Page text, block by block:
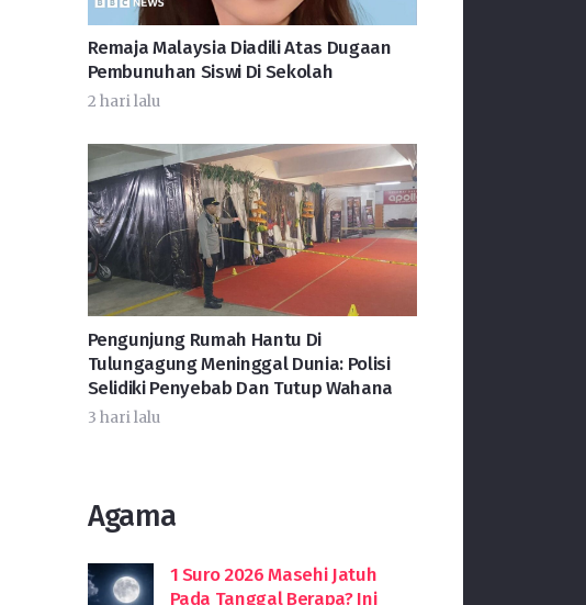
Remaja Malaysia Diadili Atas Dugaan
Pembunuhan Siswi Di Sekolah
2 hari lalu
Pengunjung Rumah Hantu Di
Tulungagung Meninggal Dunia: Polisi
Selidiki Penyebab Dan Tutup Wahana
3 hari lalu
Agama
1 Suro 2026 Masehi Jatuh
Pada Tanggal Berapa? Ini